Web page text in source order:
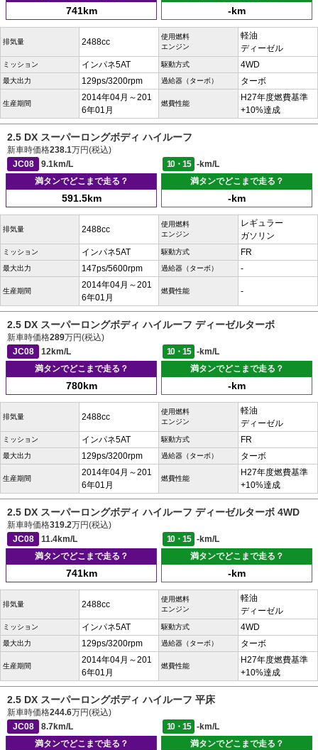
741km -km
排気量 2488cc
使用燃料
エンジン
軽油
ディーゼル
ミッション インパネ5AT 駆動方式 4WD
最大出力 129ps/3200rpm 過給器（ターボ） ターボ
生産期間
2014年04月～201
6年01月
燃費性能
H27年度燃費基準
+10%達成
2.5 DX スーパーロングボディ ハイルーフ
新車時価格238.1万円(税込)
JC08
9.1km/L 10・15
-km/L
満タンでどこまで走る？
591.5km
満タンでどこまで走る？
-km
排気量 2488cc
使用燃料
エンジン
レギュラー
ガソリン
ミッション インパネ5AT 駆動方式 FR
最大出力 147ps/5600rpm 過給器（ターボ） -
生産期間
2014年04月～201
6年01月
燃費性能 -
2.5 DX スーパーロングボディ ハイルーフ ディーゼルターボ
新車時価格289万円(税込)
JC08
12km/L 10・15
-km/L
満タンでどこまで走る？
780km
満タンでどこまで走る？
-km
排気量 2488cc
使用燃料
エンジン
軽油
ディーゼル
ミッション インパネ5AT 駆動方式 FR
最大出力 129ps/3200rpm 過給器（ターボ） ターボ
生産期間
2014年04月～201
6年01月
燃費性能
H27年度燃費基準
+10%達成
2.5 DX スーパーロングボディ ハイルーフ ディーゼルターボ 4WD
新車時価格319.2万円(税込)
JC08
11.4km/L 10・15
-km/L
満タンでどこまで走る？
741km
満タンでどこまで走る？
-km
排気量 2488cc
使用燃料
エンジン
軽油
ディーゼル
ミッション インパネ5AT 駆動方式 4WD
最大出力 129ps/3200rpm 過給器（ターボ） ターボ
生産期間
2014年04月～201
6年01月
燃費性能
H27年度燃費基準
+10%達成
2.5 DX スーパーロングボディ ハイルーフ 平床
新車時価格244.6万円(税込)
JC08
8.7km/L 10・15
-km/L
満タンでどこまで走る？
満タンでどこまで走る？